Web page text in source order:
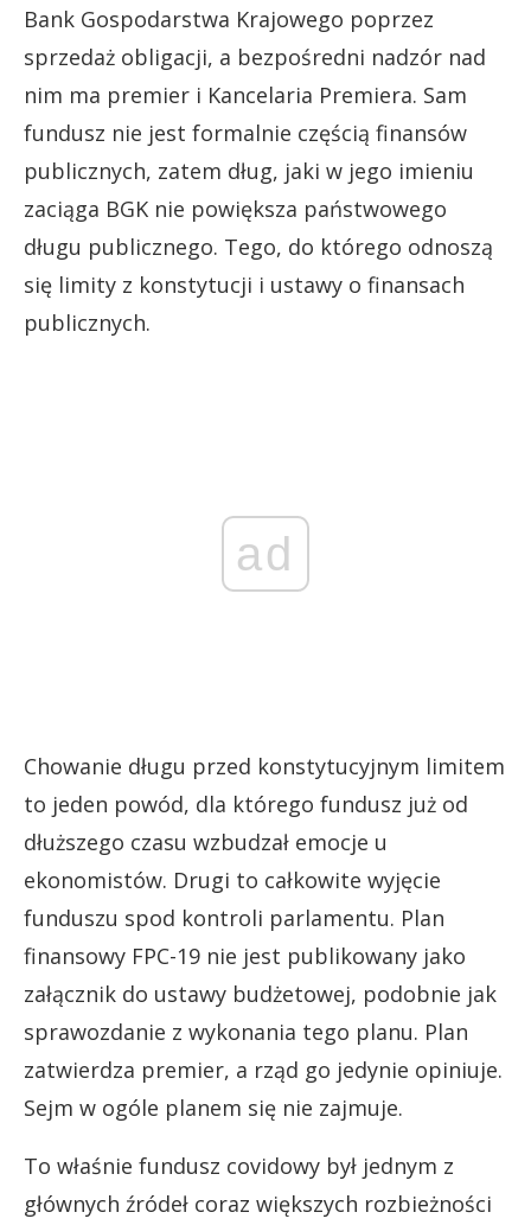
Bank Gospodarstwa Krajowego poprzez
sprzedaż obligacji, a bezpośredni nadzór nad
nim ma premier i Kancelaria Premiera. Sam
fundusz nie jest formalnie częścią finansów
publicznych, zatem dług, jaki w jego imieniu
zaciąga BGK nie powiększa państwowego
długu publicznego. Tego, do którego odnoszą
się limity z konstytucji i ustawy o finansach
publicznych.
ad
Chowanie długu przed konstytucyjnym limitem
to jeden powód, dla którego fundusz już od
dłuższego czasu wzbudzał emocje u
ekonomistów. Drugi to całkowite wyjęcie
funduszu spod kontroli parlamentu. Plan
finansowy FPC-19 nie jest publikowany jako
załącznik do ustawy budżetowej, podobnie jak
sprawozdanie z wykonania tego planu. Plan
zatwierdza premier, a rząd go jedynie opiniuje.
Sejm w ogóle planem się nie zajmuje.
To właśnie fundusz covidowy był jednym z
głównych źródeł coraz większych rozbieżności